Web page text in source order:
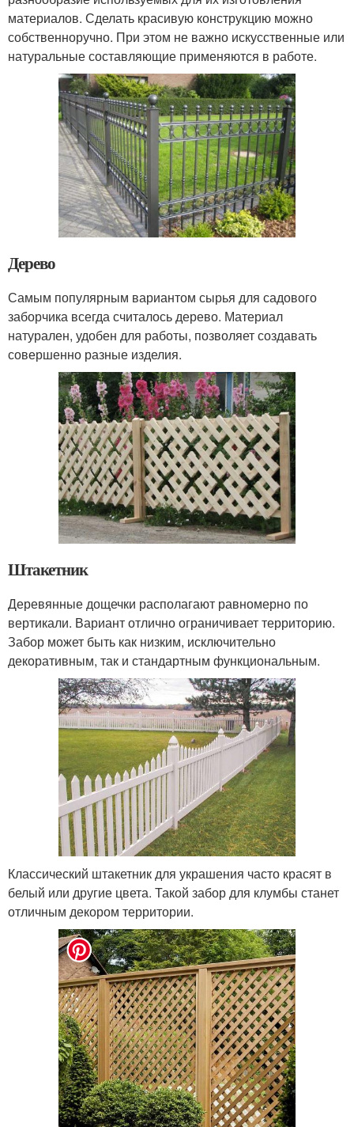
материалов. Сделать красивую конструкцию можно
собственноручно. При этом не важно искусственные или
натуральные составляющие применяются в работе.
Дерево
Самым популярным вариантом сырья для садового
заборчика всегда считалось дерево. Материал
натурален, удобен для работы, позволяет создавать
совершенно разные изделия.
Штакетник
Деревянные дощечки располагают равномерно по
вертикали. Вариант отлично ограничивает территорию.
Забор может быть как низким, исключительно
декоративным, так и стандартным функциональным.
Классический штакетник для украшения часто красят в
белый или другие цвета. Такой забор для клумбы станет
отличным декором территории.